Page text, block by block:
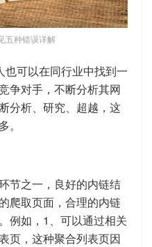
五种错误详解
也可以在同行业中找到一
争对手，不断分析其网
分析、研究、超越，这
节之一，良好的内链结
爬取页面，合理的内链
例如，1、可以通过相关
页，这种聚合列表页因